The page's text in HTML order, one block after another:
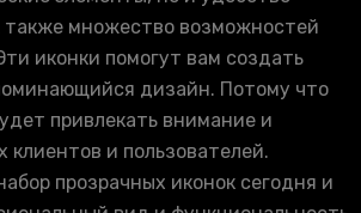
также множество возможностей
иконки помогут вам создать
дизайн. Потому что
привлекать внимание и
клиентов и пользователей.
прозрачных иконок сегодня и